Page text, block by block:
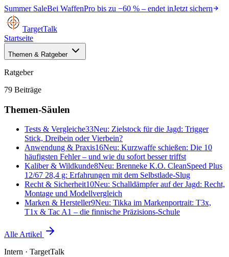
Summer SaleBei WaffenPro bis zu −60 % – endet inJetzt sichern
TargetTalk
Startseite
Themen & Ratgeber
Ratgeber
79 Beiträge
Themen-Säulen
Tests & Vergleiche33Neu: Zielstock für die Jagd: Trigger
Stick, Dreibein oder Vierbein?
Anwendung & Praxis16Neu: Kurzwaffe schießen: Die 10
häufigsten Fehler – und wie du sofort besser triffst
Kaliber & Wildkunde8Neu: Brenneke K.O. CleanSpeed Plus
12/67 28,4 g: Erfahrungen mit dem Selbstlade-Slug
Recht & Sicherheit10Neu: Schalldämpfer auf der Jagd: Recht,
Montage und Modellvergleich
Marken & Hersteller9Neu: Tikka im Markenportrait: T3x,
T1x & Tac A1 – die finnische Präzisions-Schule
Alle Artikel
Intern · TargetTalk